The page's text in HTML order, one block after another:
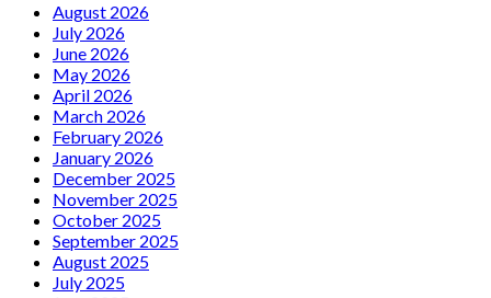
August 2026
July 2026
June 2026
May 2026
April 2026
March 2026
February 2026
January 2026
December 2025
November 2025
October 2025
September 2025
August 2025
July 2025